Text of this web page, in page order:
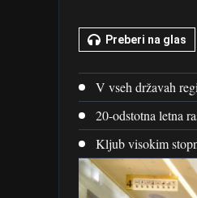
Preberi na glas
V vseh državah
20-odstotna letna
Kljub visokim